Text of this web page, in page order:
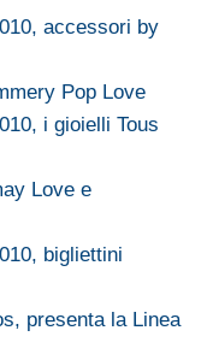
accessori by
Pop Love
i gioielli Tous
Love e
bigliettini
presenta la Linea